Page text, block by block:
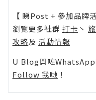
【 睇Post + 參加品牌活
瀏覽更多社群 打卡 丶
攻略及 活動情報
U Blog開咗WhatsApp
Follow 我哋 ！